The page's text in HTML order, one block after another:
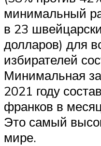
минимальный
в 23
долларов) для
избирателей
Минимальная
2021 году
франков в
Это самый
мире.